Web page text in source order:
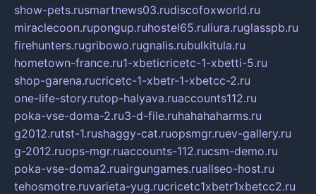
show-pets.rusmartnews03.rudiscofoxworld.ru
miraclecoon.rupongup.ruhostel65.ruliura.ruglasspb.ru
firehunters.rugribowo.rugnalis.rubulkitula.ru
hometown-france.ru1-xbeticricetc-1-xbetti-5.ru
shop-garena.rucricetc-1-xbetr-1-xbetcc-2.ru
one-life-story.rutop-halyava.ruaccounts112.ru
poka-vse-doma-2.ru3-d-file.ruhahahaharms.ru
g2012.rutst-1.rushaggy-cat.ruopsmgr.ruev-gallery.ru
g-2012.ruops-mgr.ruaccounts-112.rucsm-demo.ru
poka-vse-doma2.ruairgungames.ruallseo-host.ru
tehosmotre.ruvarieta-yug.rucricetc1xbetr1xbetcc2.ru